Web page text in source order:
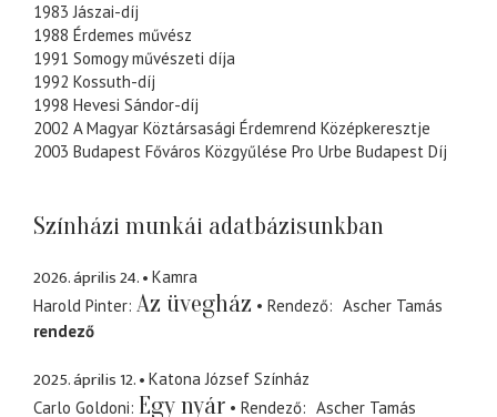
1983 Jászai-díj
1988 Érdemes művész
1991 Somogy művészeti díja
1992 Kossuth-díj
1998 Hevesi Sándor-díj
2002 A Magyar Köztársasági Érdemrend Középkeresztje
2003 Budapest Főváros Közgyűlése Pro Urbe Budapest Díj
Színházi munkái adatbázisunkban
2026. április 24.
Kamra
Harold Pinter Az üvegház Rendező
Ascher Tamás
rendező
2025. április 12.
Katona József Színház
Carlo Goldoni Egy nyár Rendező
Ascher Tamás